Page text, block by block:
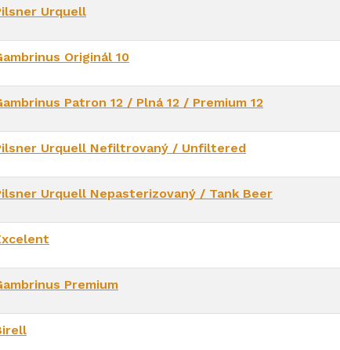
Urquell
Originál 10
Patron 12 / Plná 12 / Premium 12
Urquell Nefiltrovaný / Unfiltered
Urquell Nepasterizovaný / Tank Beer
Premium